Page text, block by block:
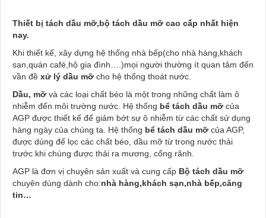
Thiết bị tách dầu mỡ,bộ tách dầu mỡ cao cấp nhất hiện
nay.
Khi thiết kế, xây dựng hệ thống nhà bếp(cho nhà hàng,khách
sạn,quán café,hộ gia đình….)mọi người thường ít quan tâm đến
vần đề xử lý dầu mỡ cho hệ thống thoát nước.
Dầu, mỡ và các loại chất béo là một trong những chất làm ô
nhiễm đến môi trường nước. Hệ thống bể tách dầu mỡ của
AGP được thiết kế để giảm bớt sự ô nhiễm từ các chất sử dụng
hàng ngày của chúng ta. Hệ thống bể tách dầu mỡ của AGP,
được dùng để lọc các chất béo, dầu mỡ từ trong nước thải
trước khi chúng được thải ra mương, cống rãnh.
AGP là đơn vị chuyên sản xuất và cung cấp Bộ tách dầu mỡ
chuyên dùng dành cho:nhà hàng,khách sạn,nhà bếp,căng
tin…